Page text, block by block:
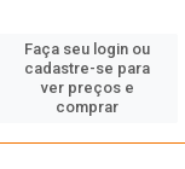
Faça seu login ou
cadastre-se para
ver preços e
comprar